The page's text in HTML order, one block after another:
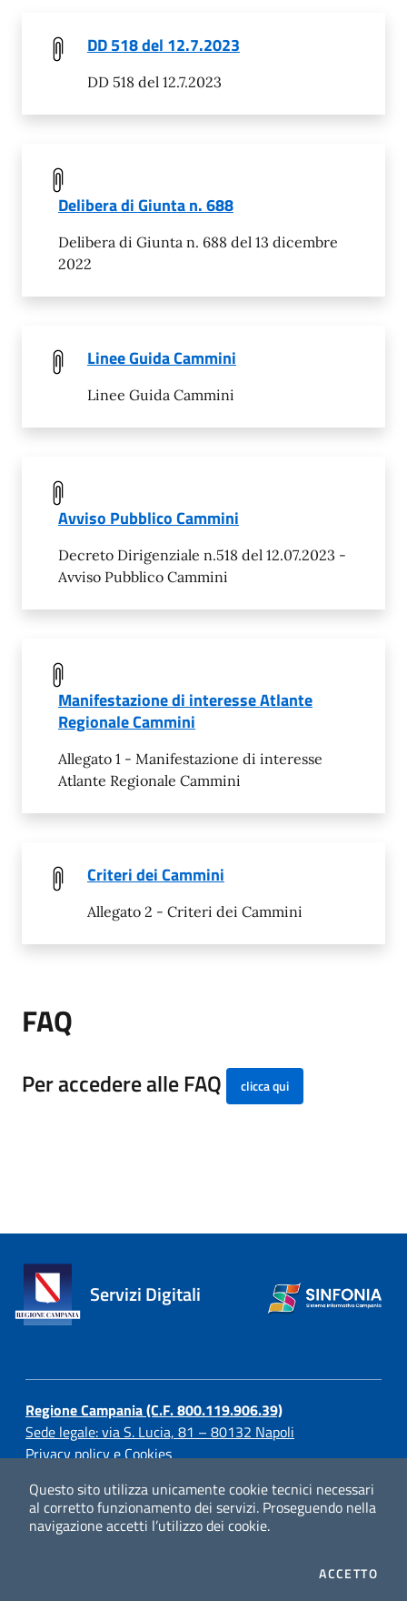
DD 518 del 12.7.2023
DD 518 del 12.7.2023
Delibera di Giunta n. 688
Delibera di Giunta n. 688 del 13 dicembre
2022
Linee Guida Cammini
Linee Guida Cammini
Avviso Pubblico Cammini
Decreto Dirigenziale n.518 del 12.07.2023 -
Avviso Pubblico Cammini
Manifestazione di interesse Atlante
Regionale Cammini
Allegato 1 - Manifestazione di interesse
Atlante Regionale Cammini
Criteri dei Cammini
Allegato 2 - Criteri dei Cammini
FAQ
Per accedere alle FAQ clicca qui
Servizi Digitali
Regione Campania (C.F. 800.119.906.39)
Sede legale: via S. Lucia, 81 – 80132 Napoli
Privacy policy e Cookies
Questo sito utilizza unicamente cookie tecnici necessari
al corretto funzionamento dei servizi. Proseguendo nella
navigazione accetti l’utilizzo dei cookie.
ACCETTOI